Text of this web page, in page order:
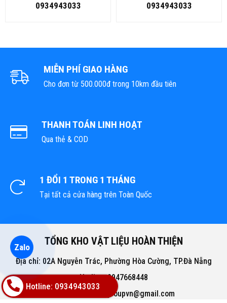
0934943033
0934943033
MIỄN PHÍ GIAO HÀNG
Cho đơn từ 500.000đ trong 10km đầu tiên
THANH TOÁN LINH HOẠT
Qua thẻ & COD
1 ĐỔI 1 TRONG 1 THÁNG
Tại tất cả cửa hàng trên Toàn Quốc
TỔNG KHO VẬT LIỆU HOÀN THIỆN
Địa chỉ: 02A Nguyễn Trác, Phường Hòa Cường, TP.Đà Nẵng
Hotline: 0947668448
Email: bachphatgroupvn@gmail.com
Hotline: 0934943033
Zalo